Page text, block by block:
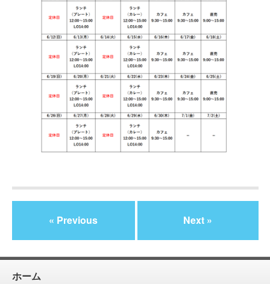
« Previous Next »
ホーム